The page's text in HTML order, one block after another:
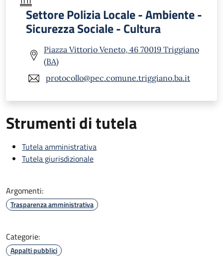
Settore Polizia Locale - Ambiente -
Sicurezza Sociale - Cultura
Piazza Vittorio Veneto, 46 70019 Triggiano
(BA)
protocollo@pec.comune.triggiano.ba.it
Strumenti di tutela
Tutela amministrativa
Tutela giurisdizionale
Argomenti:
Trasparenza amministrativa
Categorie:
Appalti pubblici